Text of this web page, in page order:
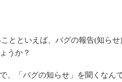
とといえば、バグの報告(知ら
うか？
、「バグの知らせ」を聞くなん